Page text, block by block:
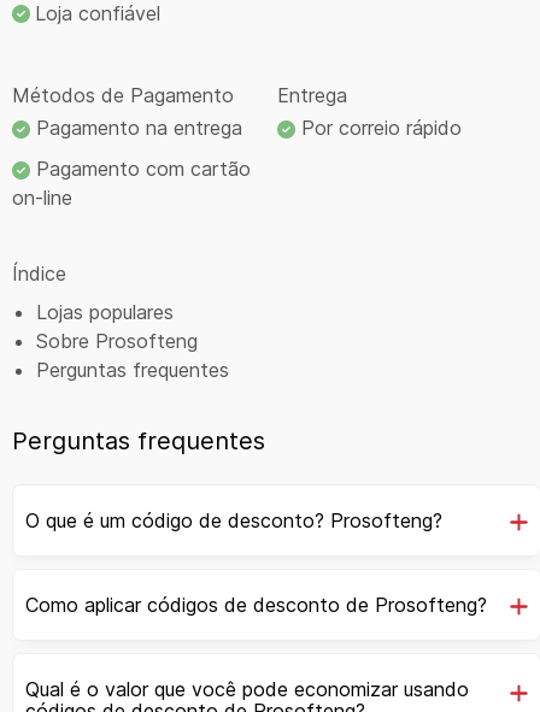
Loja confiável
Métodos de Pagamento
Pagamento na entrega
Pagamento com cartão
on-line
Entrega
Por correio rápido
Índice
Lojas populares
Sobre Prosofteng
Perguntas frequentes
Perguntas frequentes
O que é um código de desconto? Prosofteng?
Como aplicar códigos de desconto de Prosofteng?
Qual é o valor que você pode economizar usando